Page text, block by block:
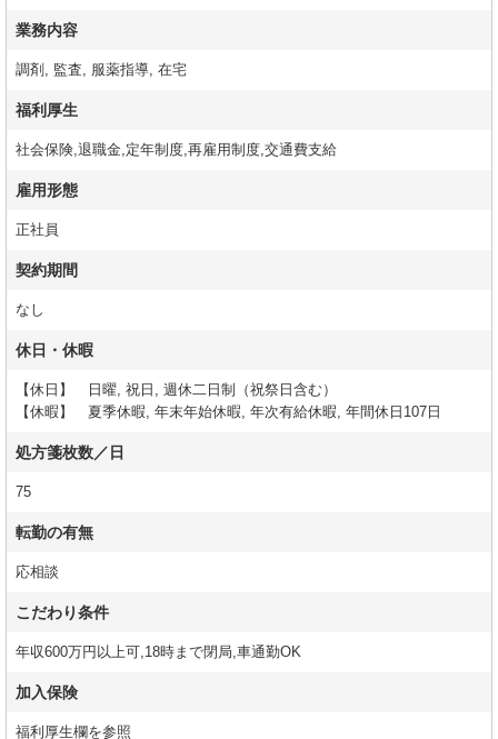
業務内容
調剤, 監査, 服薬指導, 在宅
福利厚生
社会保険,退職金,定年制度,再雇用制度,交通費支給
雇用形態
正社員
契約期間
なし
休日・休暇
【休日】 日曜, 祝日, 週休二日制（祝祭日含む）
【休暇】 夏季休暇, 年末年始休暇, 年次有給休暇, 年間休日107日
処方箋枚数／日
75
転勤の有無
応相談
こだわり条件
年収600万円以上可,18時まで閉局,車通勤OK
加入保険
福利厚生欄を参照